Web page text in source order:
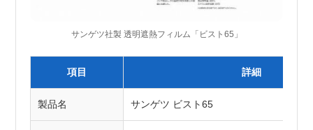
サンゲツ社製 透明遮熱フィルム「ビスト65」
項目 詳細
製品名 サンゲツ ビスト65